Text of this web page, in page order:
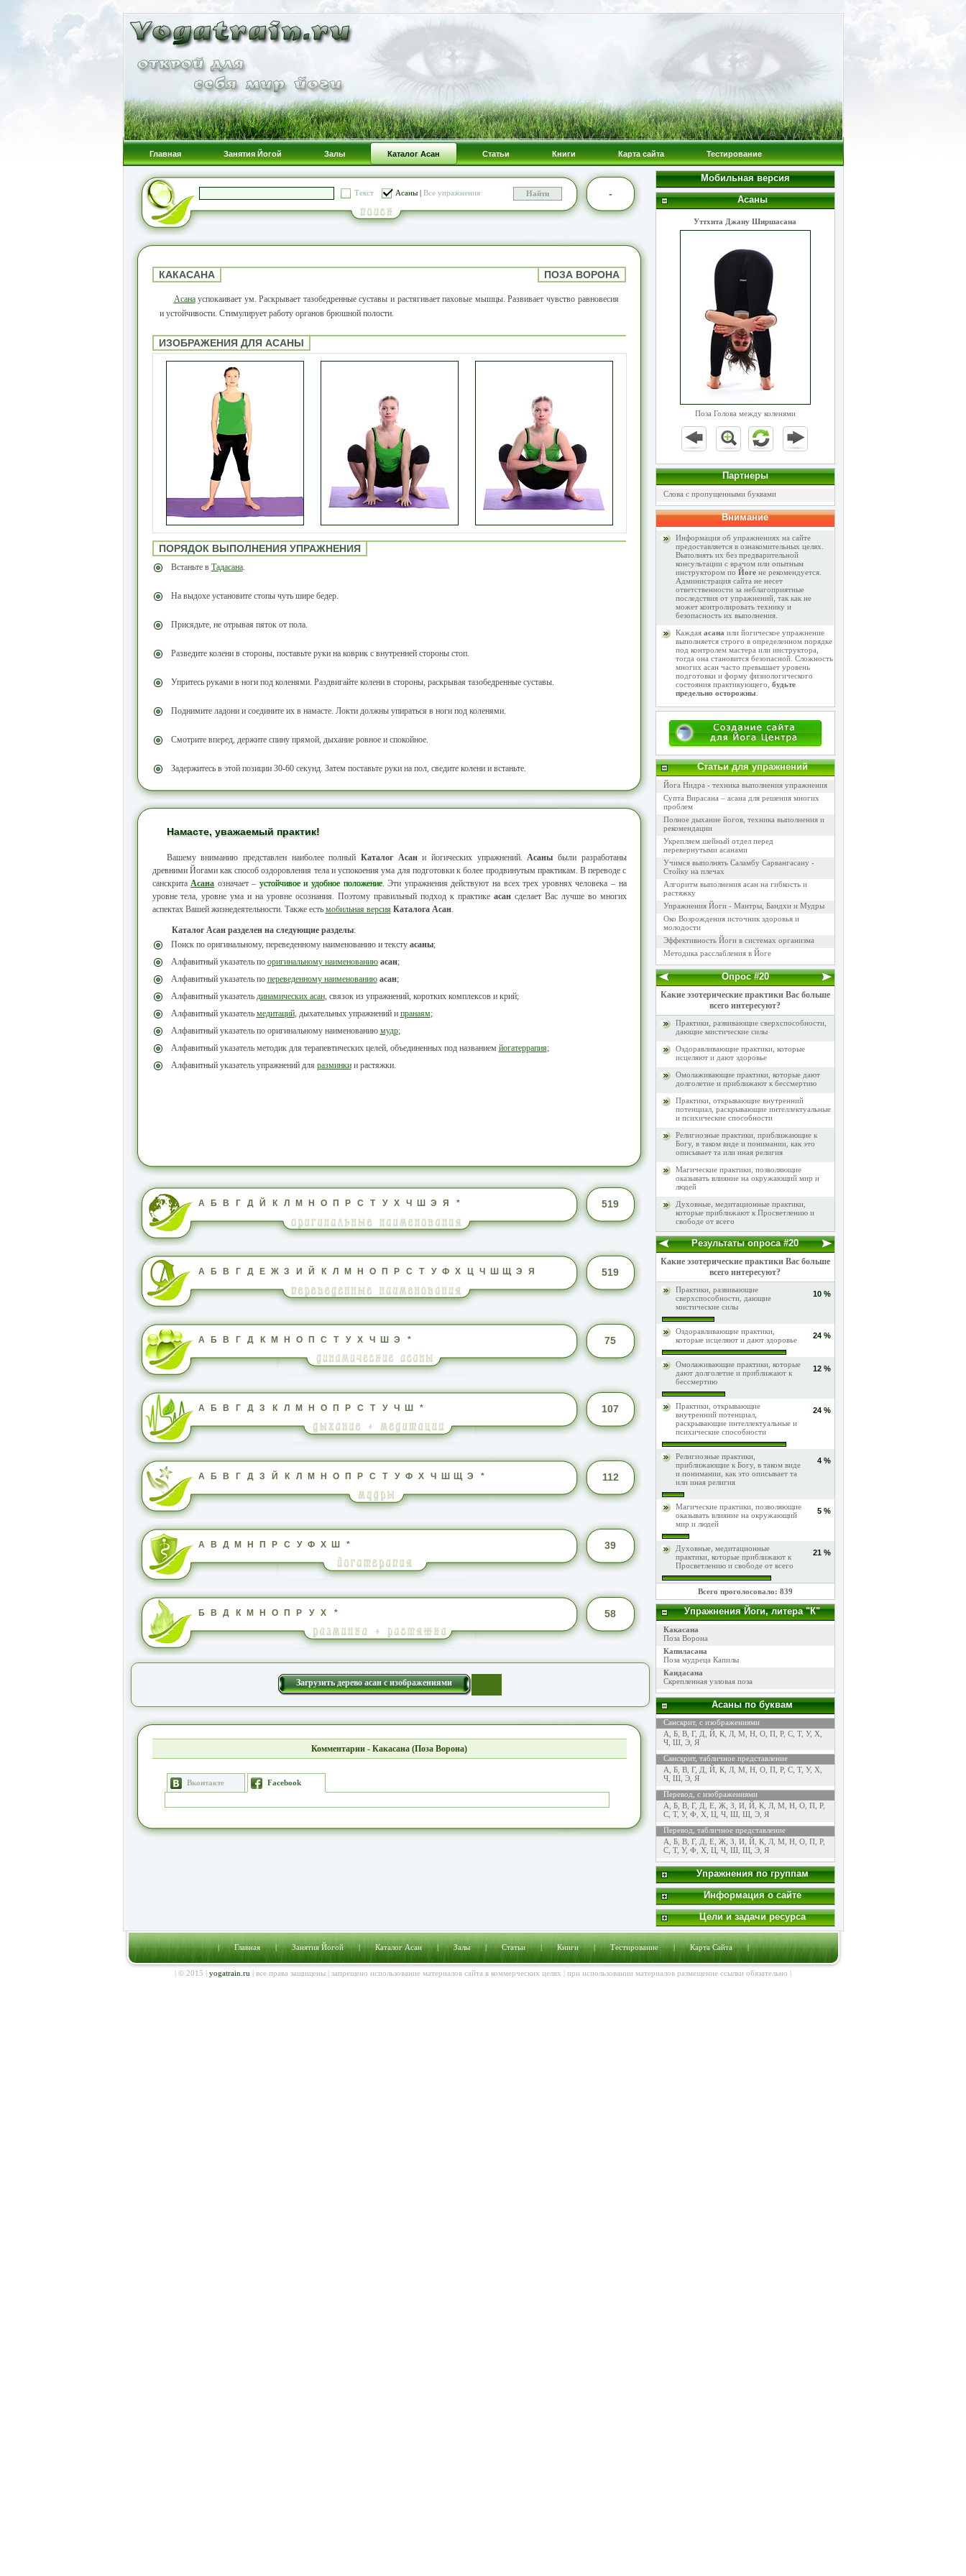
Главная Занятия Йогой Залы Каталог Асан Статьи Книги Карта сайта Тестирование
Текст Асаны| Все упражнения -
КАКАСАНА ПОЗА ВОРОНА
Асанауспокаивает ум. Раскрывает тазобедренные суставы и растягивает паховые мышцы. Развивает чувство равновесия
и устойчивости. Стимулирует работу органов брюшной полости.
ИЗОБРАЖЕНИЯ ДЛЯ АСАНЫ
ПОРЯДОК ВЫПОЛНЕНИЯ УПРАЖНЕНИЯ
Встаньте в Тадасана.
На выдохе установите стопы чуть шире бедер.
Присядьте, не отрывая пяток от пола.
Разведите колени в стороны, поставьте руки на коврик с внутренней стороны стоп.
Упритесь руками в ноги под коленями. Раздвигайте колени в стороны, раскрывая тазобедренные суставы.
Поднимите ладони и соедините их в намасте. Локти должны упираться в ноги под коленями.
Смотрите вперед, держите спину прямой, дыхание ровное и спокойное.
Задержитесь в этой позиции 30-60 секунд. Затем поставьте руки на пол, сведите колени и встаньте.
Намасте, уважаемый практик!
Вашему вниманию представлен наиболее полный Каталог Асани йогических упражнений. Асаны были разработаны
древними Йогами как способ оздоровления тела и успокоения ума для подготовки к более продвинутым практикам. В переводе с
санскрита Асана означает – устойчивое и удобное положение. Эти упражнения действуют на всех трех уровнях человека – на
уровне тела, уровне ума и на уровне осознания. Поэтому правильный подход к практике асансделает Вас лучше во многих
аспектах Вашей жизнедеятельности. Также есть мобильная версия Каталога Асан.
Каталог Асан разделен на следующие разделы:
Поиск по оригинальному, переведенному наименованию и тексту асаны;
Алфавитный указатель по оригинальному наименованию асан;
Алфавитный указатель по переведенному наименованию асан;
Алфавитный указатель динамических асан, связок из упражнений, коротких комплексов и крий;
Алфавитный указатель медитаций, дыхательных упражнений и пранаям;
Алфавитный указатель по оригинальному наименованию мудр;
Алфавитный указатель методик для терапевтических целей, объединенных под названием йогатеррапия;
Алфавитный указатель упражнений для разминкии растяжки.
А Б В Г Д Й К Л М Н О П Р С Т У Х Ч Ш Э Я * 519
А Б В Г Д Е Ж З И Й К Л М Н О П Р С Т У Ф Х Ц Ч Ш Щ Э Я 519
А Б В Г Д К М Н О П С Т У Х Ч Ш Э * 75
А Б В Г Д З К Л М Н О П Р С Т У Ч Ш * 107
А Б В Г Д З Й К Л М Н О П Р С Т У Ф Х Ч Ш Щ Э * 112
А В Д М Н П Р С У Ф Х Ш * 39
Б В Д К М Н О П Р У Х * 58
Загрузить дерево асан с изображениями
Комментарии - Какасана (Поза Ворона)
Вконтакте Facebook
Мобильная версия
Асаны
Уттхита Джану Ширшасана
Поза Голова между коленями
Партнеры
Слова с пропущенными буквами
Внимание
Информация об упражнениях на сайте
предоставляется в ознакомительных целях.
Выполнять их без предварительной
консультации с врачом или опытным
инструктором по Йогене рекомендуется.
Администрация сайта не несет
ответственности за неблагоприятные
последствия от упражнений, так как не
может контролировать технику и
безопасность их выполнения.
Каждая асана или йогическое упражнение
выполняется строго в определенном порядке
под контролем мастера или инструктора,
тогда она становится безопасной. Сложность
многих асан часто превышает уровень
подготовки и форму физиологического
состояния практикующего, будьте
предельно осторожны
Статьи для упражнений
Йога Нидра - техника выполнения упражнения
Супта Вирасана – асана для решения многих
проблем
Полное дыхание йогов, техника выполнения и
рекомендации
Укрепляем шейный отдел перед
перевернутыми асанами
Учимся выполнять Саламбу Сарвангасану -
Стойку на плечах
Алгоритм выполнения асан на гибкость и
растяжку
Упражнения Йоги - Мантры, Бандхи и Мудры
Око Возрождения источник здоровья и
молодости
Эффективность Йоги в системах организма
Методика расслабления в Йоге
Опрос #20
Какие эзотерические практики Вас больше
всего интересуют?
Практики, развивающие сверхспособности,
дающие мистические силы
Оздоравливающие практики, которые
исцеляют и дают здоровье
Омолаживающие практики, которые дают
долголетие и приближают к бессмертию
Практики, открывающие внутренний
потенциал, раскрывающие интеллектуальные
и психические способности
Религиозные практики, приближающие к
Богу, в таком виде и понимании, как это
описывает та или иная религия
Магические практики, позволяющие
оказывать влияние на окружающий мир и
людей
Духовные, медитационные практики,
которые приближают к Просветлению и
свободе от всего
Результаты опроса #20
Какие эзотерические практики Вас больше
всего интересуют?
Практики, развивающие
сверхспособности, дающие
мистические силы
10 %
Оздоравливающие практики,
которые исцеляют и дают здоровье
24 %
Омолаживающие практики, которые
дают долголетие и приближают к
бессмертию
12 %
Практики, открывающие
внутренний потенциал,
раскрывающие интеллектуальные и
психические способности
24 %
Религиозные практики,
приближающие к Богу, в таком виде
и понимании, как это описывает та
или иная религия
4 %
Магические практики, позволяющие
оказывать влияние на окружающий
мир и людей
5 %
Духовные, медитационные
практики, которые приближают к
Просветлению и свободе от всего
21 %
Всего проголосовало: 839
Упражнения Йоги, литера "К"
Какасана
Поза Ворона
Капиласана
Поза мудреца Капилы
Кандасана
Скрепленная узловая поза
Асаны по буквам
Санскрит, с изображениями
А Б, В, Г, Д Й, К, Л, М Н, О, П, Р, С, Т, У, Х
Ч, Ш, Э, Я
Санскрит, табличное представление
А Б, В, Г, Д Й, К, Л, М Н, О, П, Р, С, Т, У, Х
Ч, Ш, Э, Я
Перевод, с изображениями
А Б, В, Г, Д Е Ж, З И, Й, К, Л, М Н, О, П, Р,
С, Т, У, Ф Х Ц, Ч, Ш, Щ, Э, Я
Перевод, табличное представление
А Б, В, Г, Д Е Ж, З И, Й, К, Л, М Н, О, П, Р,
С, Т, У, Ф Х Ц, Ч, Ш, Щ, Э, Я
Упражнения по группам
Информация о сайте
Цели и задачи ресурса
|Главная|Занятия Йогой|Каталог Асан|Залы|Статьи|Книги|Тестирование|Карта Сайта|
| © 2015 | yogatrain.ru | все права защищены | запрещено использование материалов сайта в коммерческих целях | при использовании материалов размещение ссылки обязательно |